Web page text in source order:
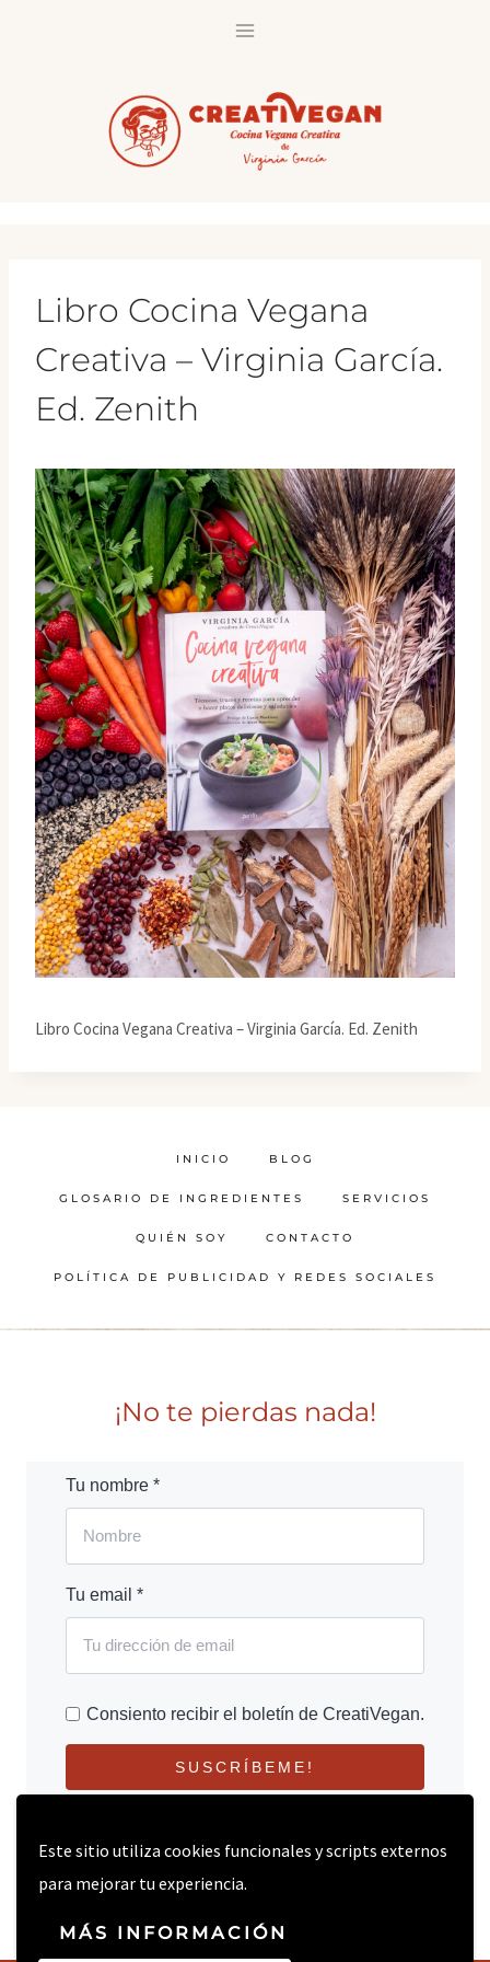
Este sitio utiliza cookies funcionales y scripts externos
para mejorar tu experiencia.
MÁS INFORMACIÓN
Libro Cocina Vegana
Creativa – Virginia García.
Ed. Zenith
Libro Cocina Vegana Creativa – Virginia García. Ed. Zenith
INICIO BLOG
GLOSARIO DE INGREDIENTES SERVICIOS
QUIÉN SOY CONTACTO
POLÍTICA DE PUBLICIDAD Y REDES SOCIALES
¡No te pierdas nada!
Tu nombre *
Tu email *
Consiento recibir el boletín de CreatiVegan.
SUSCRÍBEME!